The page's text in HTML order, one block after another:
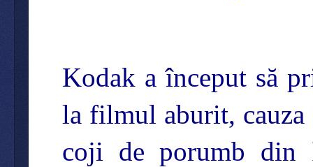
Kodak a început să
la filmul aburit, cauza
coji de porumb din